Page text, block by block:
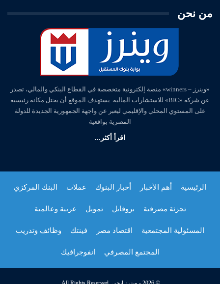
من نحن
«وينرز – winners» منصة إلكترونية متخصصة في القطاع البنكي والمالي، تصدر
عن شركة «BIC» للاستشارات المالية. يستهدف الموقع أن يحتل مكانة رئيسية
على المستوي المحلي والإقليمي ليعبر عن واجهة الجمهورية الجديدة للدولة
المصرية بواقعية
اقرأ أكثر...
الرئيسية أهم الأخبار أخبار البنوك عملات البنك المركزي
تجزئة مصرفية بروفايل تمويل عربية وعالمية
المسئولية المجتمعية اقتصاد مصر فينتك وظائف وتدريب
المجتمع المصرفي انفوجرافيك